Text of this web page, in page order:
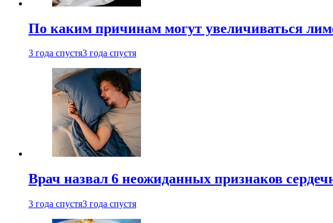
По каким причинам могут увеличиваться
3 года спустя3 года спустя
Врач назвал 6 неожиданных признаков
3 года спустя3 года спустя